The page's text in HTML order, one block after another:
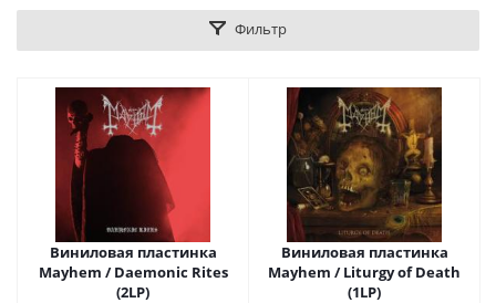
Фильтр
Виниловая пластинка
Mayhem / Daemonic Rites
(2LP)
Виниловая пластинка
Mayhem / Liturgy of Death
(1LP)